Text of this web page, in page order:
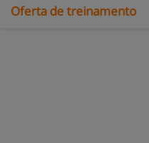
Oferta de treinamento